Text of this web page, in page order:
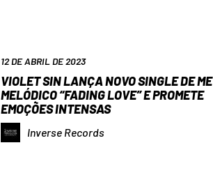
12 DE ABRIL DE 2023
VIOLET SIN LANÇA NOVO SINGLE DE
MELÓDICO “FADING LOVE” E PROMETE
EMOÇÕES INTENSAS
Inverse Records